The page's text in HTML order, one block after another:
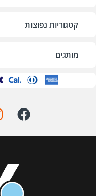
קטגוריות נפוצות
מותגים